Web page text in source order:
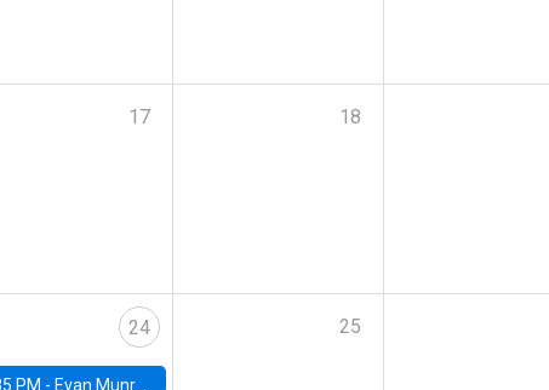
17 18
24
PM - Evan Munro, Neyman Visiting Assistant Professor in the Department of Statistics at UC Berkeley
25